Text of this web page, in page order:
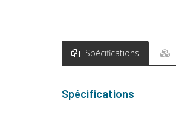
Spécifications
Spécifications